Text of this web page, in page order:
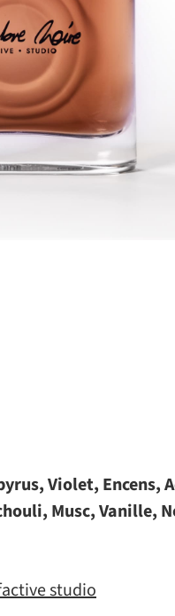
Violet, Encens,
Musc, Vanille,
studio